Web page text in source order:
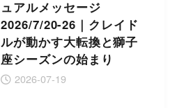
ュアルメッセージ
2026/7/20-26｜クレイド
ルが動かす大転換と獅子
座シーズンの始まり
2026-07-19